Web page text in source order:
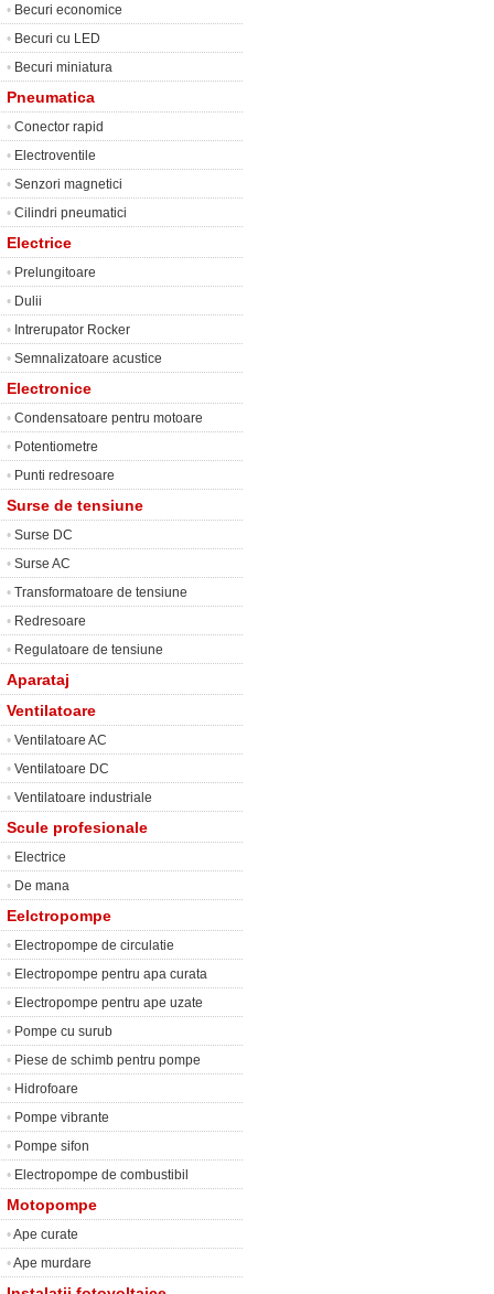
• Becuri economice
• Becuri cu LED
• Becuri miniatura
Pneumatica
• Conector rapid
• Electroventile
• Senzori magnetici
• Cilindri pneumatici
Electrice
• Prelungitoare
• Dulii
• Intrerupator Rocker
• Semnalizatoare acustice
Electronice
• Condensatoare pentru motoare
• Potentiometre
• Punti redresoare
Surse de tensiune
• Surse DC
• Surse AC
• Transformatoare de tensiune
• Redresoare
• Regulatoare de tensiune
Aparataj
Ventilatoare
• Ventilatoare AC
• Ventilatoare DC
• Ventilatoare industriale
Scule profesionale
• Electrice
• De mana
Eelctropompe
• Electropompe de circulatie
• Electropompe pentru apa curata
• Electropompe pentru ape uzate
• Pompe cu surub
• Piese de schimb pentru pompe
• Hidrofoare
• Pompe vibrante
• Pompe sifon
• Electropompe de combustibil
Motopompe
•Ape curate
•Ape murdare